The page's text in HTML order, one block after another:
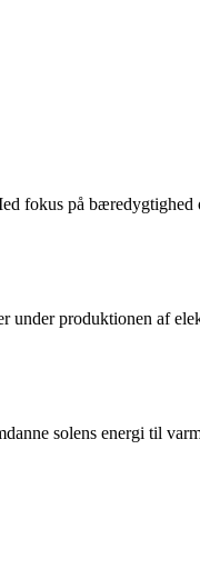
fokus på
produktionen af
solens energi til